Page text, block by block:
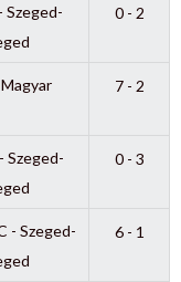
Szeged-
0 - 2
7 - 2
Szeged-
0 - 3
- Szeged-
6 - 1